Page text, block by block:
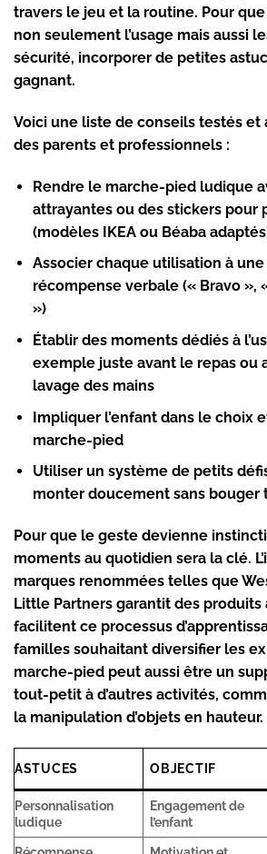
travers le jeu et la routine. Pour
non seulement l’usage mais aussi
sécurité, incorporer de petites
gagnant.
Voici une liste de conseils testés et
des parents et professionnels :
Rendre le marche-pied ludique
attrayantes ou des stickers pour
(modèles IKEA ou Béaba
Associer chaque utilisation à
récompense verbale (« Bravo »,
»)
Établir des moments dédiés à
exemple juste avant le repas ou
lavage des mains
Impliquer l’enfant dans le choix
marche-pied
Utiliser un système de petits
monter doucement sans bouger
Pour que le geste devienne
moments au quotidien sera la clé.
marques renommées telles que
Little Partners garantit des produits
facilitent ce processus
familles souhaitant diversifier les
marche-pied peut aussi être un
tout-petit à d’autres activités,
la manipulation d’objets en hauteur.
ASTUCES OBJECTIF
Personnalisation
ludique
Engagement de
l’enfant